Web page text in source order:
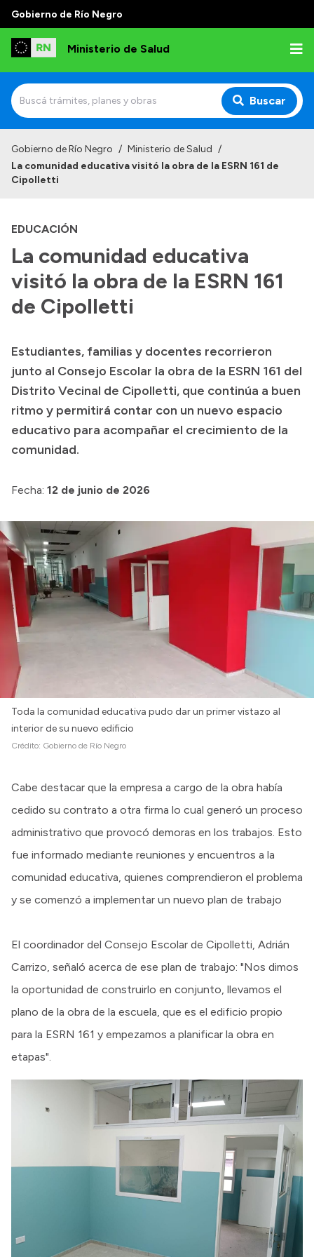
Gobierno de Río Negro
Ministerio de Salud
Buscar
Institucional
Autoridades
Consejos locales
Transparencia
Boletín Oficial
Compras y licitaciones
Consulta de expedientes
Consulta de pago a proveedores
Convocatorias
Gobierno de Río Negro / Ministerio de Salud /
La comunidad educativa visitó la obra de la ESRN 161 de
Cipolletti
EDUCACIÓN
La comunidad educativa
visitó la obra de la ESRN 161
de Cipolletti
Estudiantes, familias y docentes recorrieron
junto al Consejo Escolar la obra de la ESRN 161 del
Distrito Vecinal de Cipolletti, que continúa a buen
ritmo y permitirá contar con un nuevo espacio
educativo para acompañar el crecimiento de la
comunidad.
Fecha: 12 de junio de 2026
Toda la comunidad educativa pudo dar un primer vistazo al
interior de su nuevo edificio
Crédito: Gobierno de Río Negro
Cabe destacar que la empresa a cargo de la obra había
cedido su contrato a otra firma lo cual generó un proceso
administrativo que provocó demoras en los trabajos. Esto
fue informado mediante reuniones y encuentros a la
comunidad educativa, quienes comprendieron el problema
y se comenzó a implementar un nuevo plan de trabajo
El coordinador del Consejo Escolar de Cipolletti, Adrián
Carrizo, señaló acerca de ese plan de trabajo: "Nos dimos
la oportunidad de construirlo en conjunto, llevamos el
plano de la obra de la escuela, que es el edificio propio
para la ESRN 161 y empezamos a planificar la obra en
etapas".